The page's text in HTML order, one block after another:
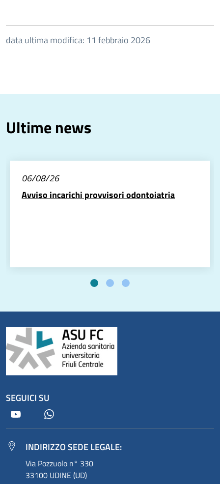
data ultima modifica: 11 febbraio 2026
Ultime news
06/08/26
Avviso incarichi provvisori odontoiatria
SEGUICI SU
Youtube
INDIRIZZO SEDE LEGALE:
Via Pozzuolo n° 330
33100 UDINE (UD)